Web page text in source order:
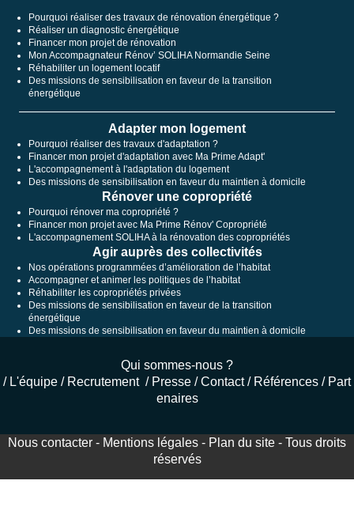
Pourquoi réaliser des travaux de rénovation énergétique ?
Réaliser un diagnostic énergétique
Financer mon projet de rénovation
Mon Accompagnateur Rénov’ SOLIHA Normandie Seine
Réhabiliter un logement locatif
Des missions de sensibilisation en faveur de la transition
énergétique
Adapter mon logement
Pourquoi réaliser des travaux d'adaptation ?
Financer mon projet d'adaptation avec Ma Prime Adapt'
L'accompagnement à l'adaptation du logement
Des missions de sensibilisation en faveur du maintien à domicile
Rénover une copropriété
Pourquoi rénover ma copropriété ?
Financer mon projet avec Ma Prime Rénov' Copropriété
L'accompagnement SOLIHA à la rénovation des copropriétés
Agir auprès des collectivités
Nos opérations programmées d’amélioration de l’habitat
Accompagner et animer les politiques de l’habitat
Réhabiliter les copropriétés privées
Des missions de sensibilisation en faveur de la transition
énergétique
Des missions de sensibilisation en faveur du maintien à domicile
Qui sommes-nous ?
/ L'équipe / Recrutement / Presse /Contact/ Références / Part
enaires
Nous contacter - Mentions légales - Plan du site - Tous droits
réservés